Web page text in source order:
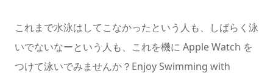
これまで水泳はしてこなかったという人も、しばらく泳
いでないなーという人も、これを機に Apple Watch を
つけて泳いでみませんか？Enjoy Swimming with